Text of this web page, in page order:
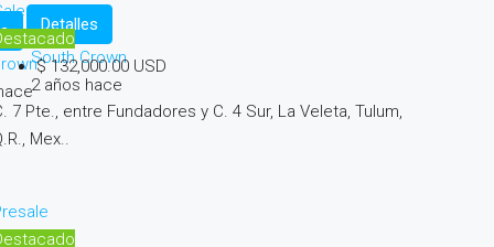
Detalles
South Crown
2 años hace
$ 132,000.00 USD
7 Pte., entre Fundadores y C. 4 Sur, La Veleta, Tulum,
Mex..